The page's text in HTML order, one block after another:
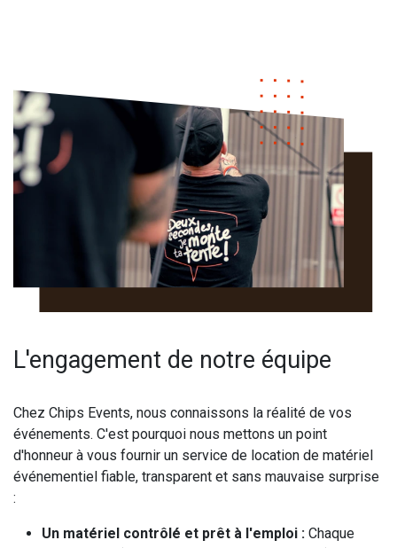
L'engagement de notre équipe
Chez Chips Events, nous connaissons la réalité de vos
événements. C'est pourquoi nous mettons un point
d'honneur à vous fournir un service de location de matériel
événementiel fiable, transparent et sans mauvaise surprise
:
Un matériel contrôlé et prêt à l'emploi : Chaque